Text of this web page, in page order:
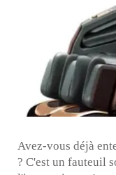
Avez-vous déjà
? C'est un fauteuil